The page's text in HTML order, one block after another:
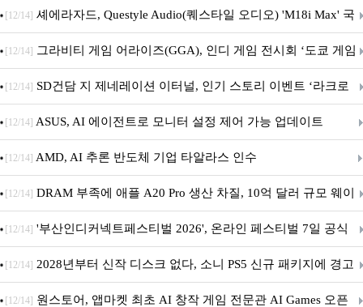
[12/14] 셰에라자드, Questyle Audio(퀘스타일 오디오) 'M18i Max' 국
내 정식 출시
[12/14] 그라비티 게임 어라이즈(GGA), 인디 게임 전시회 ‘도쿄 게임
던전 13’ 참가!
[12/14] SD건담 지 제네레이션 이터널, 인기 스토리 이벤트 ‘라크로
아의 용사’ 재개최 및 풍성한 기념 이벤트 실시!
[12/14] ASUS, AI 에이전트로 모니터 설정 제어 가능 업데이트
[12/14] AMD, AI 추론 반도체 기업 타알라스 인수
[12/14] DRAM 부족에 애플 A20 Pro 생산 차질, 10억 달러 규모 웨이
퍼 대기
[12/14] '부산인디커넥트페스티벌 2026', 온라인 페스티벌 7일 공식
개막... 22일간 진행
[12/14] 2028년부터 신작 디스크 없다, 소니 PS5 신규 패키지에 경고
문 추가
[12/14] 원스토어, 앱마켓 최초 AI 창작 게임 전문관 AI Games 오픈